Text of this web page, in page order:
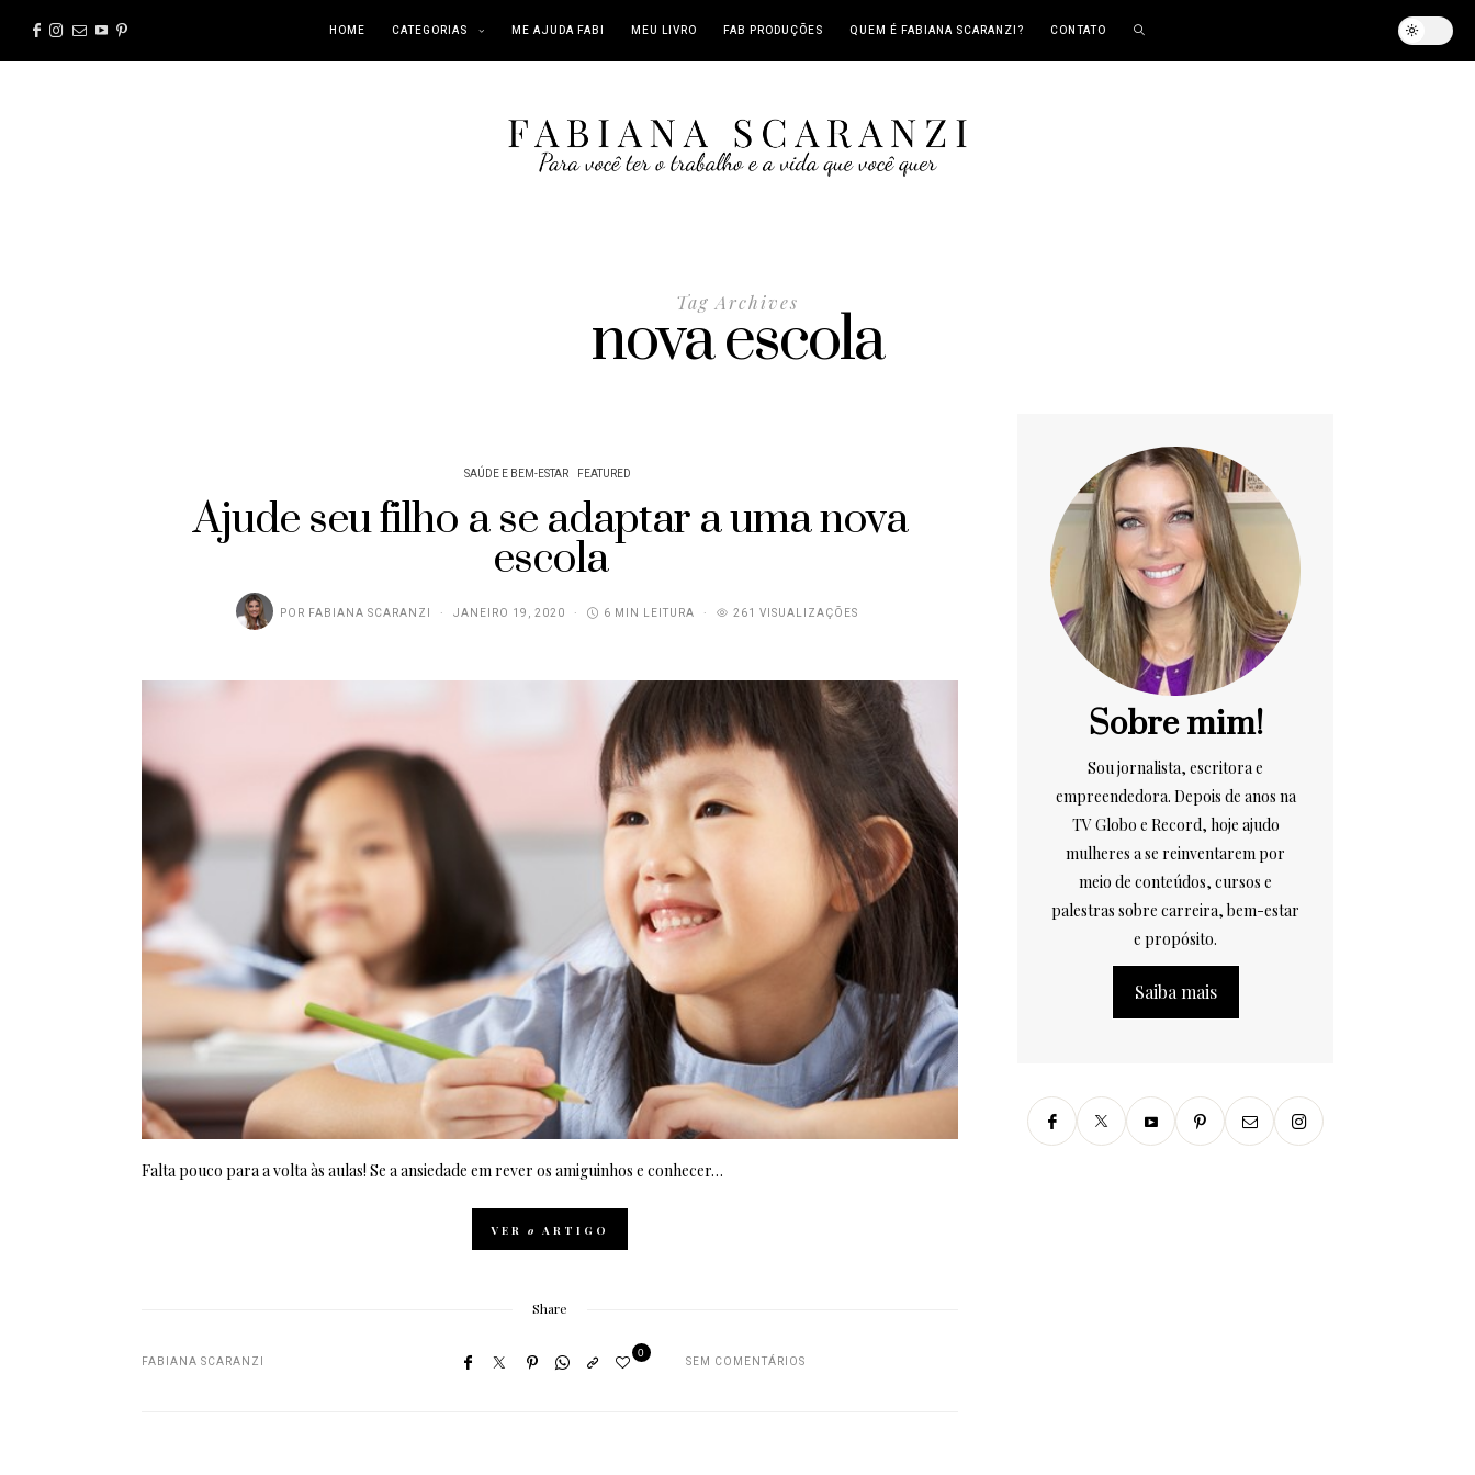
HOME CATEGORIAS ME AJUDA FABI MEU LIVRO FAB PRODUÇÕES QUEM É FABIANA SCARANZI? CONTATO
Tag Archives
nova escola
SAÚDE E BEM-ESTAR FEATURED
Ajude seu filho a se adaptar a uma nova
escola
POR FABIANA SCARANZI JANEIRO 19, 2020 6 MIN LEITURA 261 VISUALIZAÇÕES
Falta pouco para a volta às aulas! Se a ansiedade em rever os amiguinhos e conhecer…
VER o ARTIGO
Share
FABIANA SCARANZI
0
SEM COMENTÁRIOS
Sobre mim!
Sou jornalista, escritora e
empreendedora. Depois de anos na
TV Globo e Record, hoje ajudo
mulheres a se reinventarem por
meio de conteúdos, cursos e
palestras sobre carreira, bem-estar
e propósito.
Saiba mais